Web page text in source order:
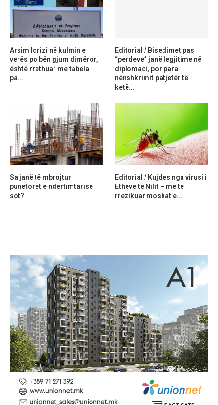
Arsim Idrizi në kulmin e
verës po bën gjum dimëror,
është rrethuar me tabela
pa...
Editorial / Bisedimet pas
“perdeve” janë legjitime në
diplomaci, por para
nënshkrimit patjetër të
ketë...
Sa janë të mbrojtur
punëtorët e ndërtimtarisë
sot?
Editorial / Kujdes nga virusi i
Etheve të Nilit – më të
rrezikuar moshat e...